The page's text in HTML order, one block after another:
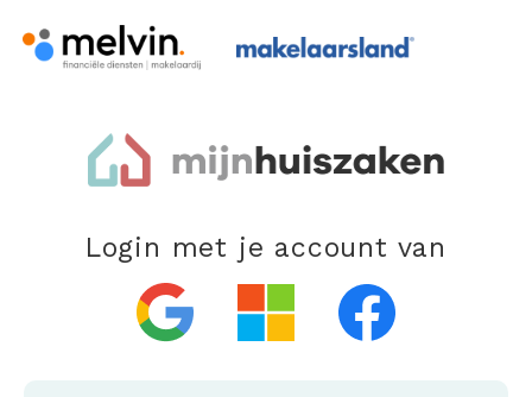
Login met je account van